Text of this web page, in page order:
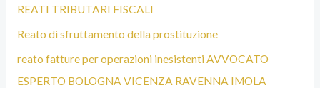
REATI TRIBUTARI FISCALI
Reato di sfruttamento della prostituzione
reato fatture per operazioni inesistenti AVVOCATO
ESPERTO BOLOGNA VICENZA RAVENNA IMOLA